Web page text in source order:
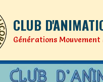
CLUB
Générations Mouvement